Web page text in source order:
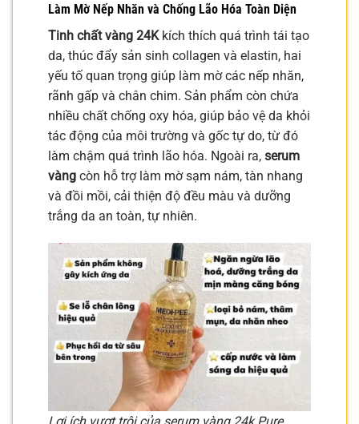
Làm Mờ Nếp Nhăn và Chống Lão Hóa Toàn Diện
Tinh chất vàng 24Kkích thích quá trình tái tạo
da, thúc đẩy sản sinh collagen và elastin, hai
yếu tố quan trọng giúp làm mờ các nếp nhăn,
rãnh gấp và chân chim. Sản phẩm còn chứa
nhiều chất chống oxy hóa, giúp bảo vệ da khỏi
tác động của môi trường và gốc tự do, từ đó
làm chậm quá trình lão hóa. Ngoài ra, serum
vàng còn hỗ trợ làm mờ sạm nám, tàn nhang
và đồi mồi, cải thiện độ đều màu và dưỡng
trắng da an toàn, tự nhiên.
Lợi ích vượt trội của serum vàng 24k Pure